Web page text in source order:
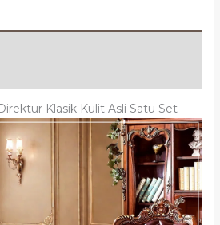
Klasik Kulit Asli Satu Set